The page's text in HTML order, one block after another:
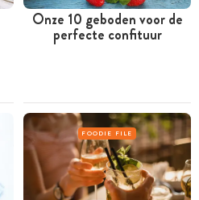
Onze 10 geboden voor de
perfecte confituur
FOODIE FILE